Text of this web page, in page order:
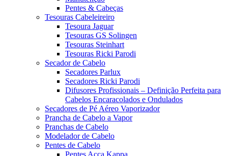
Pentes & Cabeças
Tesouras Cabeleireiro
Tesoura Jaguar
Tesouras GS Solingen
Tesouras Steinhart
Tesouras Ricki Parodi
Secador de Cabelo
Secadores Parlux
Secadores Ricki Parodi
Difusores Profissionais – Definição Perfeita para
Cabelos Encaracolados e Ondulados
Secadores de Pé Aéreo Vaporizador
Prancha de Cabelo a Vapor
Pranchas de Cabelo
Modelador de Cabelo
Pentes de Cabelo
Pentes Acca Kappa